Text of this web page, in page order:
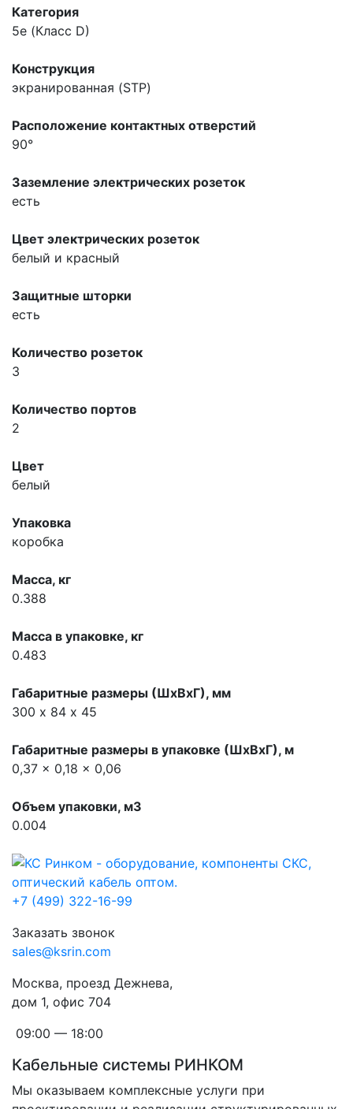
Категория
5e (Класс D)
Конструкция
экранированная (STP)
Расположение контактных отверстий
90°
Заземление электрических розеток
есть
Цвет электрических розеток
белый и красный
Защитные шторки
есть
Количество розеток
3
Количество портов
2
Цвет
белый
Упаковка
коробка
Масса, кг
0.388
Масса в упаковке, кг
0.483
Габаритные размеры (ШхВхГ), мм
300 х 84 х 45
Габаритные размеры в упаковке (ШхВхГ), м
0,37 x 0,18 x 0,06
Объем упаковки, м3
0.004
+7 (499) 322-16-99
Заказать звонок
sales@ksrin.com
Москва, проезд Дежнева,
дом 1, офис 704
09:00 — 18:00
Кабельные системы РИНКОМ
Мы оказываем комплексные услуги при